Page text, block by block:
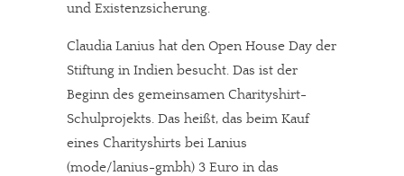
und Existenzsicherung.
Claudia Lanius hat den Open House Day der
Stiftung in Indien besucht. Das ist der
Beginn des gemeinsamen Charityshirt-
Schulprojekts. Das heißt, das beim Kauf
eines Charityshirts bei Lanius
(mode/lanius-gmbh) 3 Euro in das